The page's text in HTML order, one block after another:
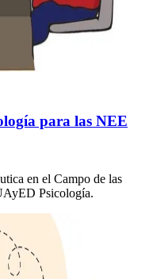
para las NEE
en el Campo de las
Psicología.